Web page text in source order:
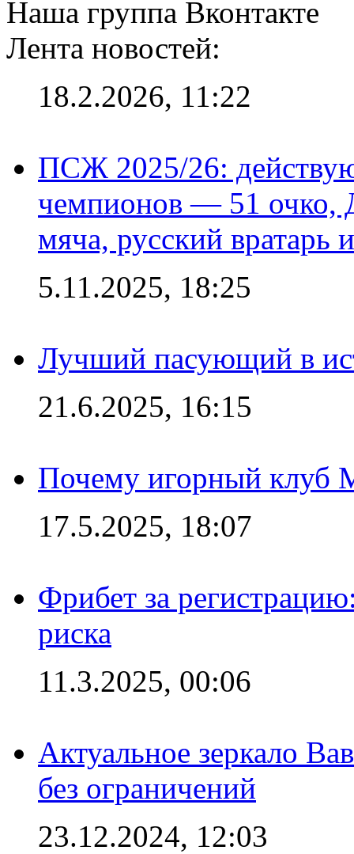
Наша группа Вконтакте
Лента новостей:
18.2.2026, 11:22
ПСЖ 2025/26:
чемпионов — 51 очко,
мяча, русский вратарь
5.11.2025, 18:25
Лучший пасующий в
21.6.2025, 16:15
Почему игорный клуб
17.5.2025, 18:07
Фрибет за
риска
11.3.2025, 00:06
Актуальное зеркало
без ограничений
23.12.2024, 12:03